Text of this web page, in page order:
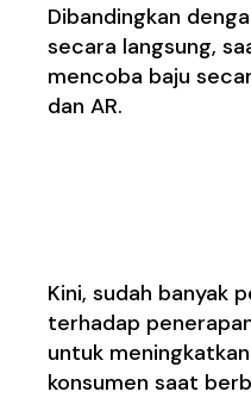
Dibandingkan
secara langsung,
mencoba baju
dan AR.
Kini, sudah banyak
terhadap
untuk
konsumen saat